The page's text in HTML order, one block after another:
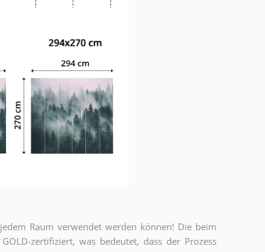
Raum verwendet werden können! Die beim
zertifiziert, was bedeutet, dass der Prozess